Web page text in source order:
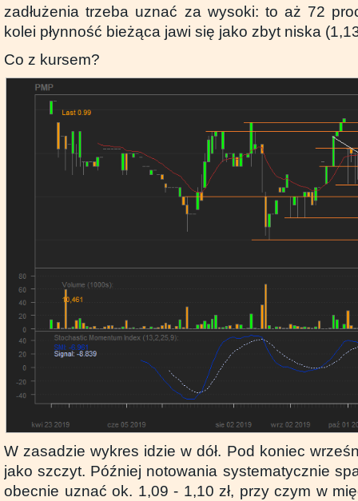
zadłużenia trzeba uznać za wysoki: to aż 72
kolei płynność bieżąca jawi się jako zbyt niska
Co z kursem?
W zasadzie wykres idzie w dół. Pod koniec
jako szczyt. Później notowania systematycznie
obecnie uznać ok. 1,09 - 1,10 zł, przy czym w